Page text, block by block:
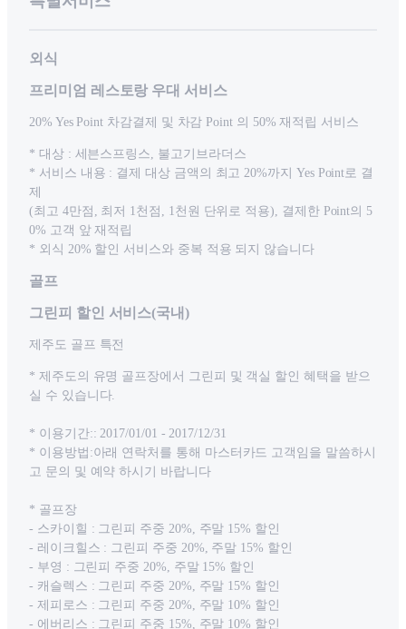
외식
프리미엄 레스토랑 우대 서비스
20% Yes Point 차감결제 및 차감 Point 의 50% 재적립 서비스
* 대상 : 세븐스프링스, 불고기브라더스
* 서비스 내용 : 결제 대상 금액의 최고 20%까지 Yes Point로 결
제
(최고 4만점, 최저 1천점, 1천원 단위로 적용), 결제한 Point의 5
0% 고객 앞 재적립
* 외식 20% 할인 서비스와 중복 적용 되지 않습니다
골프
그린피 할인 서비스(국내)
제주도 골프 특전
* 제주도의 유명 골프장에서 그린피 및 객실 할인 혜택을 받으
실 수 있습니다.
* 이용기간:: 2017/01/01 - 2017/12/31
* 이용방법:아래 연락처를 통해 마스터카드 고객임을 말씀하시
고 문의 및 예약 하시기 바랍니다
* 골프장
- 스카이힐 : 그린피 주중 20%, 주말 15% 할인
- 레이크힐스 : 그린피 주중 20%, 주말 15% 할인
- 부영 : 그린피 주중 20%, 주말 15% 할인
- 캐슬렉스 : 그린피 주중 20%, 주말 15% 할인
- 제피로스 : 그린피 주중 20%, 주말 10% 할인
- 에버리스 : 그린피 주중 15%, 주말 10% 할인